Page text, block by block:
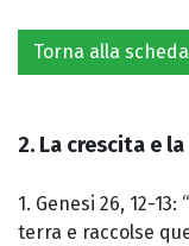
Torna alla
2. La crescita e
1. Genesi 26, 12-
terra e raccolse